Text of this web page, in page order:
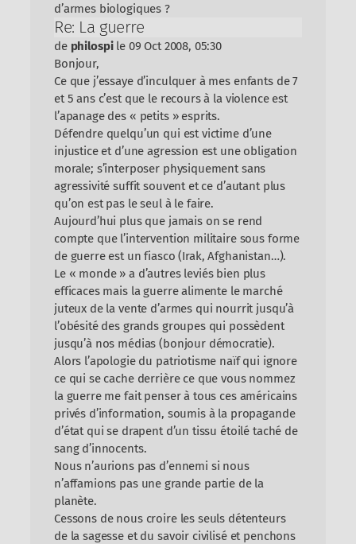
d’armes biologiques ?
Re: La guerre
de philospile 09 Oct 2008, 05:30
Bonjour,
Ce que j’essaye d’inculquer à mes enfants de 7
et 5 ans c’est que le recours à la violence est
l’apanage des « petits » esprits.
Défendre quelqu’un qui est victime d’une
injustice et d’une agression est une obligation
morale; s’interposer physiquement sans
agressivité suffit souvent et ce d’autant plus
qu’on est pas le seul à le faire.
Aujourd’hui plus que jamais on se rend
compte que l’intervention militaire sous forme
de guerre est un fiasco (Irak, Afghanistan…).
Le « monde » a d’autres leviés bien plus
efficaces mais la guerre alimente le marché
juteux de la vente d’armes qui nourrit jusqu’à
l’obésité des grands groupes qui possèdent
jusqu’à nos médias (bonjour démocratie).
Alors l’apologie du patriotisme naïf qui ignore
ce qui se cache derrière ce que vous nommez
la guerre me fait penser à tous ces américains
privés d’information, soumis à la propagande
d’état qui se drapent d’un tissu étoilé taché de
sang d’innocents.
Nous n’aurions pas d’ennemi si nous
n’affamions pas une grande partie de la
planète.
Cessons de nous croire les seuls détenteurs
de la sagesse et du savoir civilisé et penchons